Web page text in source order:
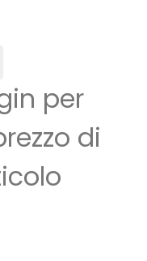
per
di